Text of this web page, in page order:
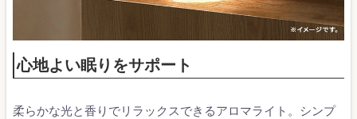
心地よい眠りをサポート
柔らかな光と香りでリラックスできるアロマライト。シンプ